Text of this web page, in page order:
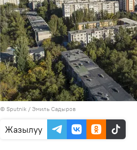
© Sputnik / Эмиль Садыров
Жазылуу